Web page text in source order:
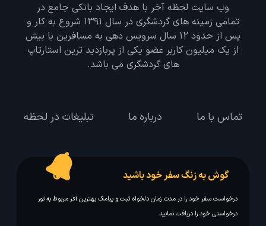
وب سایت لحظه آخر با هدف ایجاد بانکی جامع در
تمامی زمینه های گردشگری در سال 1391 شروع به کار و
پس از حدود 12 سال سرویس دهی به مسافرین با بیش
از یک میلیون کاربر عضو یکی از پربازدید ترین استارتاپ
های گردشگری می باشد.
تماس با ما درباره ما تبلیغات در لحظه
گوش به زنگ سفر خود باشید
درخواست سفر خود را در مدت زمان دلخواه ثبت و پیامک بهترین آفر مربوط به تور
درخواستی خود را دریافت نمایید